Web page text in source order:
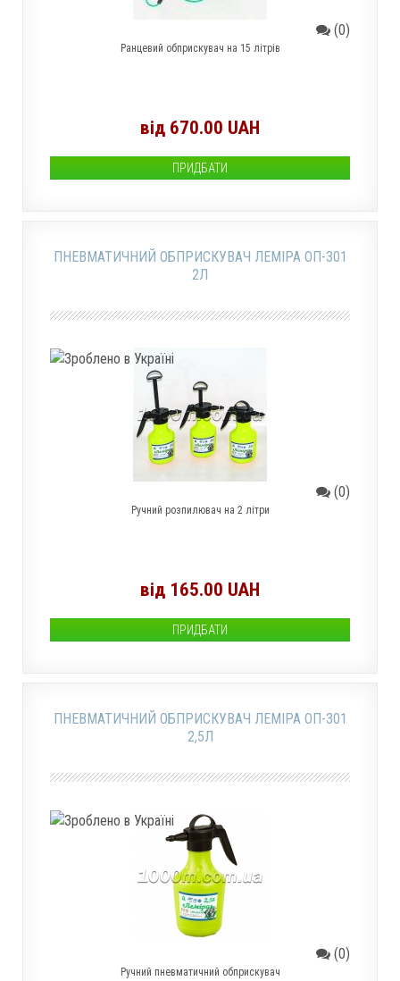
(0)
Ранцевий обприскувач на 15 літрів
від 670.00 UAH
ПРИДБАТИ
ПНЕВМАТИЧНИЙ ОБПРИСКУВАЧ ЛЕМІРА ОП-301
2Л
(0)
Ручний розпилювач на 2 літри
від 165.00 UAH
ПРИДБАТИ
ПНЕВМАТИЧНИЙ ОБПРИСКУВАЧ ЛЕМІРА ОП-301
2,5Л
(0)
Ручний пневматичний обприскувач